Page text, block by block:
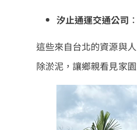
汐止通運交通公司
這些來自台北的資源與
除淤泥，讓鄉親看見家